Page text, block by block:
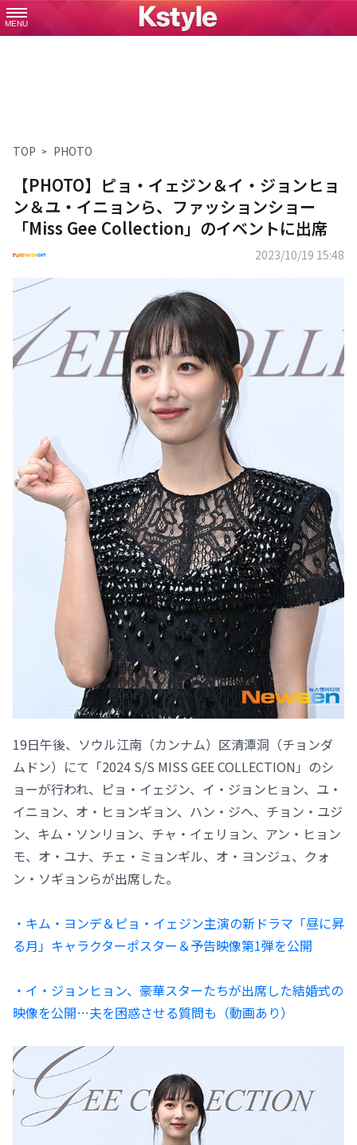
MENU
TOP PHOTO
【PHOTO】ピョ・イェジン＆イ・ジョンヒョ
ン＆ユ・イニョンら、ファッションショー
「Miss Gee Collection」のイベントに出席
2023/10/19 15:48
19日午後、ソウル江南（カンナム）区清潭洞（チョンダ
ムドン）にて「2024 S/S MISS GEE COLLECTION」のシ
ョーが行われ、ピョ・イェジン、イ・ジョンヒョン、ユ・
イニョン、オ・ヒョンギョン、ハン・ジヘ、チョン・ユジ
ン、キム・ソンリョン、チャ・イェリョン、アン・ヒョン
モ、オ・ユナ、チェ・ミョンギル、オ・ヨンジュ、クォ
ン・ソギョンらが出席した。
・キム・ヨンデ＆ピョ・イェジン主演の新ドラマ「昼に昇
る月」キャラクターポスター＆予告映像第1弾を公開
・イ・ジョンヒョン、豪華スターたちが出席した結婚式の
映像を公開…夫を困惑させる質問も（動画あり）